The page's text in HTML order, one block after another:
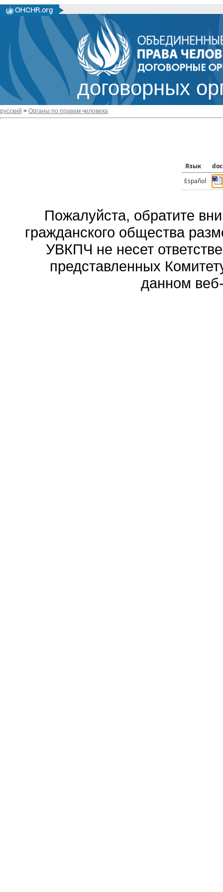
договорных
русский > Органы по правам человека
Язык
doc
Español
Пожалуйста, обратите
гражданского общества
УВКПЧ не несет
представленных
данном